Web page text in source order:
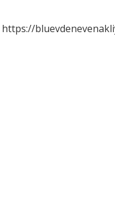
https://